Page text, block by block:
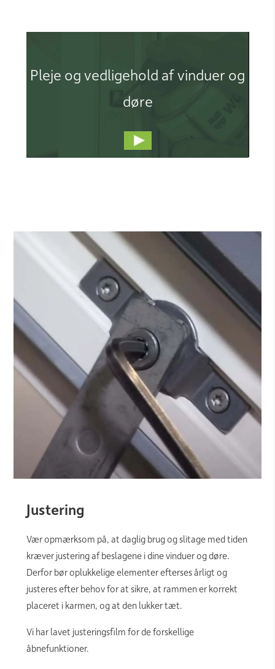
Pleje og vedligehold af vinduer og
døre
Justering
Vær opmærksom på, at daglig brug og slitage med tiden
kræver justering af beslagene i dine vinduer og døre.
Derfor bør oplukkelige elementer efterses årligt og
justeres efter behov for at sikre, at rammen er korrekt
placeret i karmen, og at den lukker tæt.
Vi har lavet justeringsfilm for de forskellige
åbnefunktioner.